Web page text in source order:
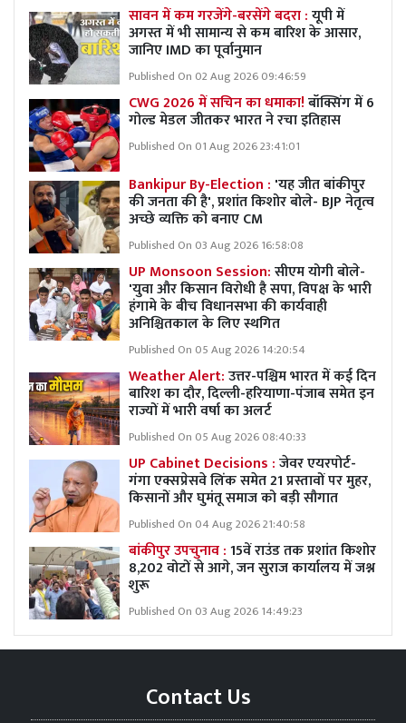
सावन में कम गरजेंगे-बरसेंगे बदरा :यूपी में
अगस्त में भी सामान्य से कम बारिश के आसार,
जानिए IMD का पूर्वानुमान
Published On 02 Aug 2026 09:46:59
CWG 2026 में सचिन का धमाका!बॉक्सिंग में 6
गोल्ड मेडल जीतकर भारत ने रचा इतिहास
Published On 01 Aug 2026 23:41:01
Bankipur By-Election : 'यह जीत बांकीपुर
की जनता की है', प्रशांत किशोर बोले- BJP नेतृत्व
अच्छे व्यक्ति को बनाए CM
Published On 03 Aug 2026 16:58:08
UP Monsoon Session:सीएम योगी बोले-
'युवा और किसान विरोधी है सपा, विपक्ष के भारी
हंगामे के बीच विधानसभा की कार्यवाही
अनिश्चितकाल के लिए स्थगित
Published On 05 Aug 2026 14:20:54
Weather Alert:उत्तर-पश्चिम भारत में कई दिन
बारिश का दौर, दिल्ली-हरियाणा-पंजाब समेत इन
राज्यों में भारी वर्षा का अलर्ट
Published On 05 Aug 2026 08:40:33
UP Cabinet Decisions :जेवर एयरपोर्ट-
गंगा एक्सप्रेसवे लिंक समेत 21 प्रस्तावों पर मुहर,
किसानों और घुमंतू समाज को बड़ी सौगात
Published On 04 Aug 2026 21:40:58
बांकीपुर उपचुनाव :15वें राउंड तक प्रशांत किशोर
8,202 वोटों से आगे, जन सुराज कार्यालय में जश्न
शुरू
Published On 03 Aug 2026 14:49:23
Contact Us